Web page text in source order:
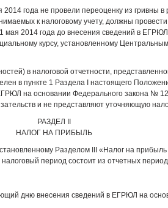
года не провели переоценку из гривны в
к налоговому учету, должны
мая 2014 года до внесения сведений в
курсу, установленному
в налоговой отчетности,
в пункте 1 Раздела I настоящего
на основании Федерального закона №
и не представляют уточняющую
РАЗДЕЛ II
НАЛОГ НА ПРИБЫЛЬ
Разделом III «Налог на
период состоит из отчетных
дню внесения сведений в ЕГРЮЛ на